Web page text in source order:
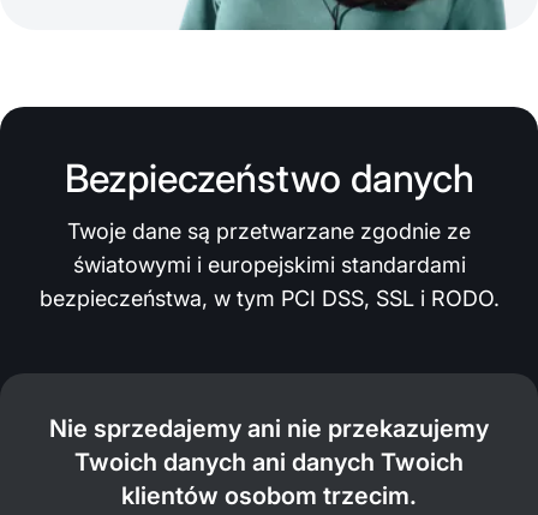
Bezpieczeństwo danych
Twoje dane są przetwarzane zgodnie ze
światowymi i europejskimi standardami
bezpieczeństwa, w tym PCI DSS, SSL i RODO.
Nie sprzedajemy ani nie przekazujemy
Twoich danych ani danych Twoich
klientów osobom trzecim.